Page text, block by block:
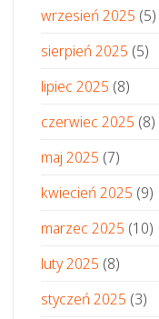
wrzesień 2025 (5)
sierpień 2025 (5)
lipiec 2025 (8)
czerwiec 2025 (8)
maj 2025 (7)
kwiecień 2025 (9)
marzec 2025 (10)
luty 2025 (8)
styczeń 2025 (3)